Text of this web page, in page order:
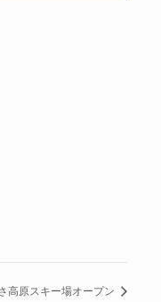
高原スキー場オープン